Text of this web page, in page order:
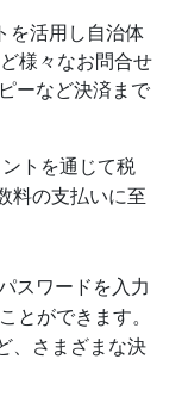
トを通じて税
料の支払いに至
スワードを入力
とができます。
、さまざまな決